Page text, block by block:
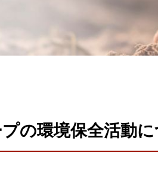
製品保守
統合管理
セキュリテ
製造業向け
企業向け
の環境保全活動に